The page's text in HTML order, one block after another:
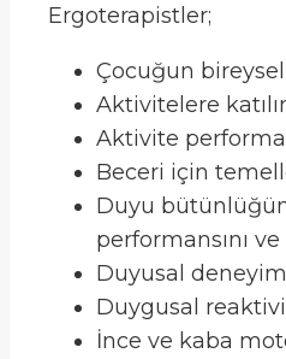
Ergoterapistler;
Çocuğun
Aktivitelere
Aktivite
Beceri için
Duyu
performansını ve
Duyusal
Duygusal
İnce ve kaba